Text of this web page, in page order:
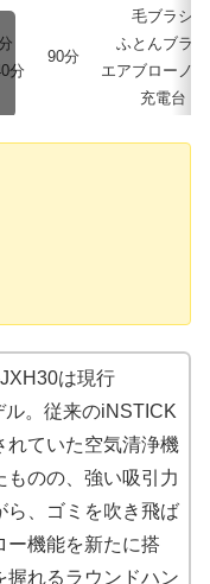
分
90分
毛ブラシ
ふとんブラシ
エアブローノ
充電台
は現行
。従来のiNSTICK
れていた空気清浄機
のの、強い吸引力
ら、ゴミを吹き飛ば
ー機能を新たに搭
握れるラウンドハン